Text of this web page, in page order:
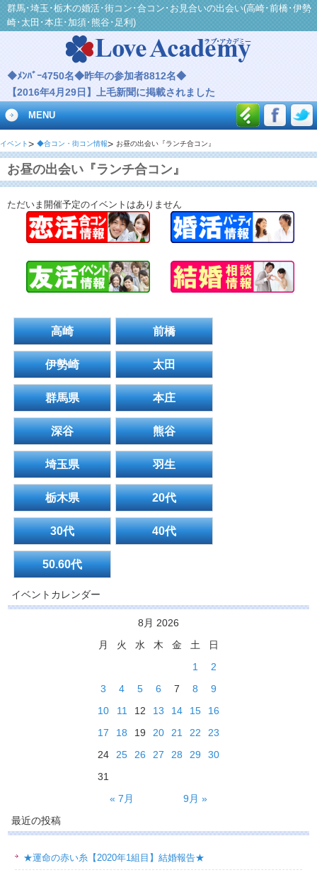
群馬･埼玉･栃木の婚活･街コン･合コン･お見合いの出会い(高崎･前橋･伊勢
崎･太田･本庄･加須･熊谷･足利)
◆ﾒﾝﾊﾞｰ4750名◆昨年の参加者8812名◆
【2016年4月29日】上毛新聞に掲載されました
MENU
イベント ◆合コン・街コン情報 お昼の出会い『ランチ合コン』
お昼の出会い『ランチ合コン』
ただいま開催予定のイベントはありません
高崎 前橋
伊勢崎 太田
群馬県 本庄
深谷 熊谷
埼玉県 羽生
栃木県 20代
30代 40代
50.60代
イベントカレンダー
8月 2026
月 火 水 木 金 土 日
« 7月 9月 »
1
2
3
4 5 6 7 8
9
10
11 12 13 14 15
16
17
18 19 20 21 22
23
24
25 26 27 28 29
30
31
最近の投稿
★運命の赤い糸【2020年1組目】結婚報告★